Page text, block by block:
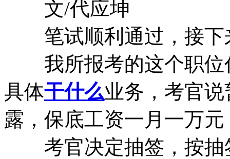
文/代应坤
笔试顺利通过，接下
我所报考的这个职位
具体干什么业务，考官
露，保底工资一月一万
考官决定抽签，按抽